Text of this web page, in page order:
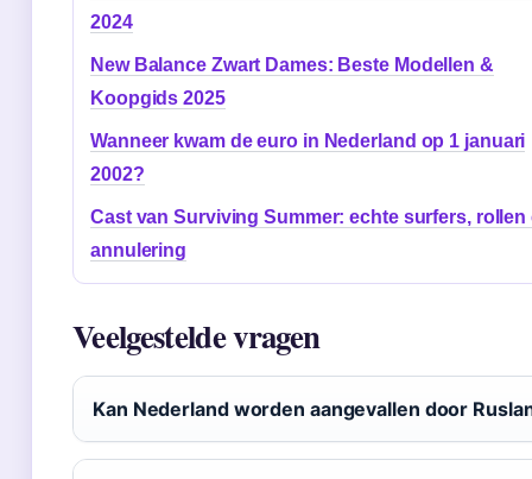
2024
New Balance Zwart Dames: Beste Modellen &
Koopgids 2025
Wanneer kwam de euro in Nederland op 1 januari
2002?
Cast van Surviving Summer: echte surfers, rollen
annulering
Veelgestelde vragen
Kan Nederland worden aangevallen door